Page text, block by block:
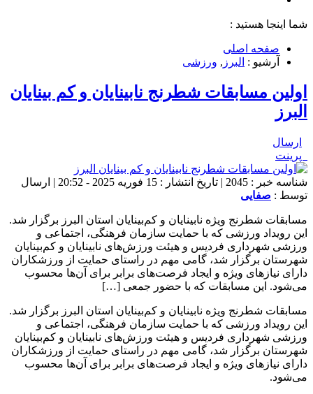
شما اینجا هستید :
صفحه اصلی
آرشیو : البرز , ورزشی
اولین مسابقات شطرنج نابینایان و کم بینایان
البرز
ارسال
پرینت
شناسه خبر : 2045 | تاریخ انتشار : 15 فوریه 2025 - 20:52 | ارسال
توسط : صفایی
مسابقات شطرنج ویژه نابینایان و کم‌بینایان استان البرز برگزار شد.
این رویداد ورزشی که با حمایت سازمان فرهنگی، اجتماعی و
ورزشی شهرداری فردیس و هیئت ورزش‌های نابینایان و کم‌بینایان
شهرستان برگزار شد، گامی مهم در راستای حمایت از ورزشکاران
دارای نیازهای ویژه و ایجاد فرصت‌های برابر برای آن‌ها محسوب
می‌شود. این مسابقات که با حضور جمعی […]
مسابقات شطرنج ویژه نابینایان و کم‌بینایان استان البرز برگزار شد.
این رویداد ورزشی که با حمایت سازمان فرهنگی، اجتماعی و
ورزشی شهرداری فردیس و هیئت ورزش‌های نابینایان و کم‌بینایان
شهرستان برگزار شد، گامی مهم در راستای حمایت از ورزشکاران
دارای نیازهای ویژه و ایجاد فرصت‌های برابر برای آن‌ها محسوب
می‌شود.